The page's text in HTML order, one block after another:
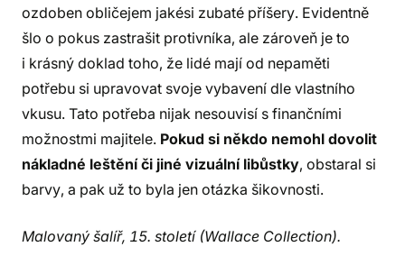
ozdoben obličejem jakési zubaté příšery. Evidentně
šlo o pokus zastrašit protivníka, ale zároveň je to
i krásný doklad toho, že lidé mají od nepaměti
potřebu si upravovat svoje vybavení dle vlastního
vkusu. Tato potřeba nijak nesouvisí s finančními
možnostmi majitele. Pokud si někdo nemohl dovolit
nákladné leštění či jiné vizuální libůstky, obstaral si
barvy, a pak už to byla jen otázka šikovnosti.
Malovaný šalíř, 15. století (Wallace Collection).